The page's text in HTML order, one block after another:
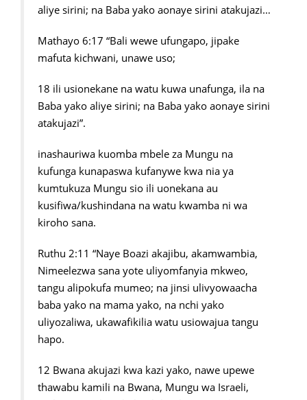
aliye sirini; na Baba yako aonaye sirini atakujazi…
Mathayo 6:17 “Bali wewe ufungapo, jipake
mafuta kichwani, unawe uso;
18 ili usionekane na watu kuwa unafunga, ila na
Baba yako aliye sirini; na Baba yako aonaye sirini
atakujazi”.
inashauriwa kuomba mbele za Mungu na
kufunga kunapaswa kufanywe kwa nia ya
kumtukuza Mungu sio ili uonekana au
kusifiwa/kushindana na watu kwamba ni wa
kiroho sana.
Ruthu 2:11 “Naye Boazi akajibu, akamwambia,
Nimeelezwa sana yote uliyomfanyia mkweo,
tangu alipokufa mumeo; na jinsi ulivyowaacha
baba yako na mama yako, na nchi yako
uliyozaliwa, ukawafikilia watu usiowajua tangu
hapo.
12 Bwana akujazi kwa kazi yako, nawe upewe
thawabu kamili na Bwana, Mungu wa Israeli,